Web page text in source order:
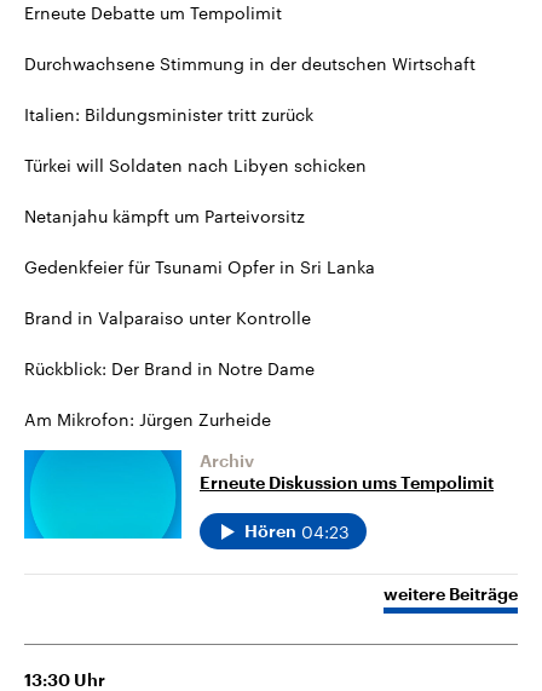
Erneute Debatte um Tempolimit
Durchwachsene Stimmung in der deutschen Wirtschaft
Italien: Bildungsminister tritt zurück
Türkei will Soldaten nach Libyen schicken
Netanjahu kämpft um Parteivorsitz
Gedenkfeier für Tsunami Opfer in Sri Lanka
Brand in Valparaiso unter Kontrolle
Rückblick: Der Brand in Notre Dame
Am Mikrofon: Jürgen Zurheide
Archiv
Erneute Diskussion ums Tempolimit
Hören 04:23
weitere Beiträge
13:30 Uhr